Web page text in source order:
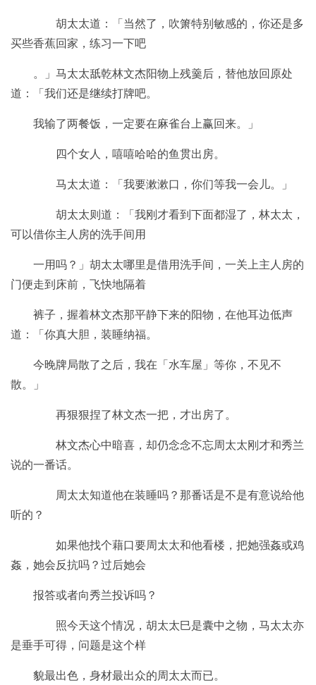
胡太太道：「当然了，吹箫特别敏感的，你还是多
买些香蕉回家，练习一下吧
。」马太太舐乾林文杰阳物上残羹后，替他放回原处
道：「我们还是继续打牌吧。
我输了两餐饭，一定要在麻雀台上赢回来。」
四个女人，嘻嘻哈哈的鱼贯出房。
马太太道：「我要漱漱口，你们等我一会儿。」
胡太太则道：「我刚才看到下面都湿了，林太太，
可以借你主人房的洗手间用
一用吗？」胡太太哪里是借用洗手间，一关上主人房的
门便走到床前，飞快地隔着
裤子，握着林文杰那平静下来的阳物，在他耳边低声
道：「你真大胆，装睡纳福。
今晚牌局散了之后，我在「水车屋」等你，不见不
散。」
再狠狠捏了林文杰一把，才出房了。
林文杰心中暗喜，却仍念念不忘周太太刚才和秀兰
说的一番话。
周太太知道他在装睡吗？那番话是不是有意说给他
听的？
如果他找个藉口要周太太和他看楼，把她强姦或鸡
姦，她会反抗吗？过后她会
报答或者向秀兰投诉吗？
照今天这个情况，胡太太巳是囊中之物，马太太亦
是垂手可得，问题是这个样
貌最出色，身材最出众的周太太而已。